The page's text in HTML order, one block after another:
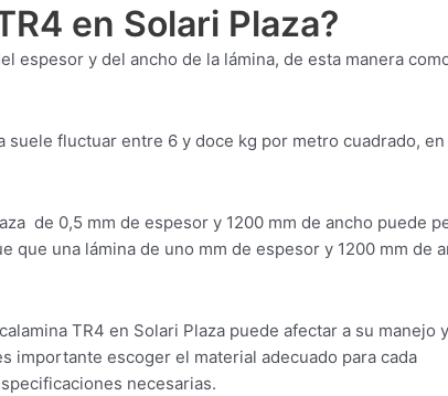
en Solari Plaza?
espesor y del ancho de la lámina, de esta manera
suele fluctuar entre 6 y doce kg por metro cuadrado, en
de 0,5 mm de espesor y 1200 mm de ancho puede
una lámina de uno mm de espesor y 1200 mm de
TR4 en Solari Plaza puede afectar a su manejo
importante escoger el material adecuado para cada
necesarias.